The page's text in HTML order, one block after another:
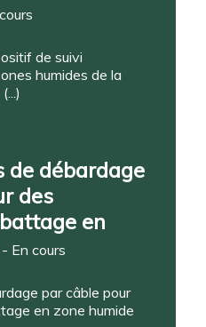
de suivi
humides de la
de débardage
des
en
En cours
par câble pour
en zone humide